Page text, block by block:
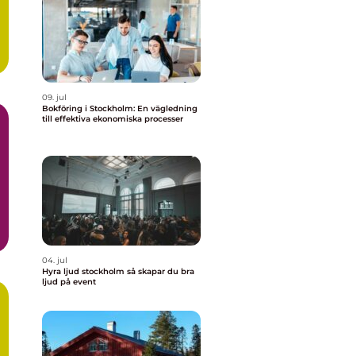
09. jul
Bokföring i Stockholm: En vägledning
till effektiva ekonomiska processer
04. jul
Hyra ljud stockholm så skapar du bra
ljud på event